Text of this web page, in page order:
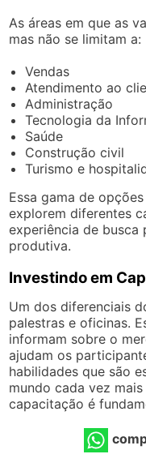
As áreas em que as
mas não se limitam a:
Vendas
Atendimento ao
Administração
Tecnologia da
Saúde
Construção civil
Turismo e
Essa gama de
explorem diferentes
experiência de busca
produtiva.
Investindo em
Um dos diferenciais
palestras e oficinas.
informam sobre o
ajudam os
habilidades que são
mundo cada vez
capacitação é